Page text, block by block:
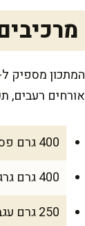
אורחים רעבים,
400 גרם פסטה קצרה (פנה/פוזילי/פרפרים)
400 גרם גרגירי חומוס מבושלים ומסוננים (קופסה/צנצנת, או חומוס שבישלתם בבית)
250 גרם עגבניות שרי, חצויות